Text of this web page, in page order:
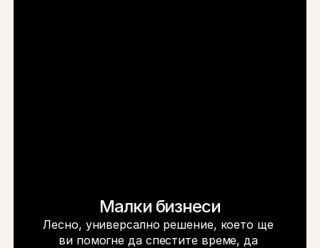
Малки бизнеси
Лесно, универсално решение, което ще
ви помогне да спестите време, да